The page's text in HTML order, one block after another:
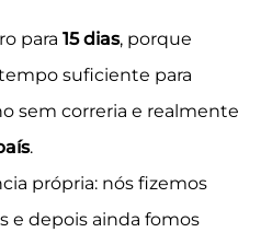
para 15 dias, porque
suficiente para
sem correria e realmente
.
própria: nós fizemos
e depois ainda fomos